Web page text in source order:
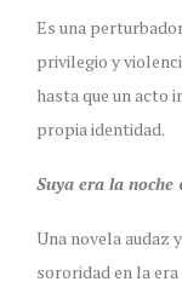
Es una
privilegio y
hasta que un acto
propia identidad.
Suya era la noche
Una novela audaz
sororidad en la